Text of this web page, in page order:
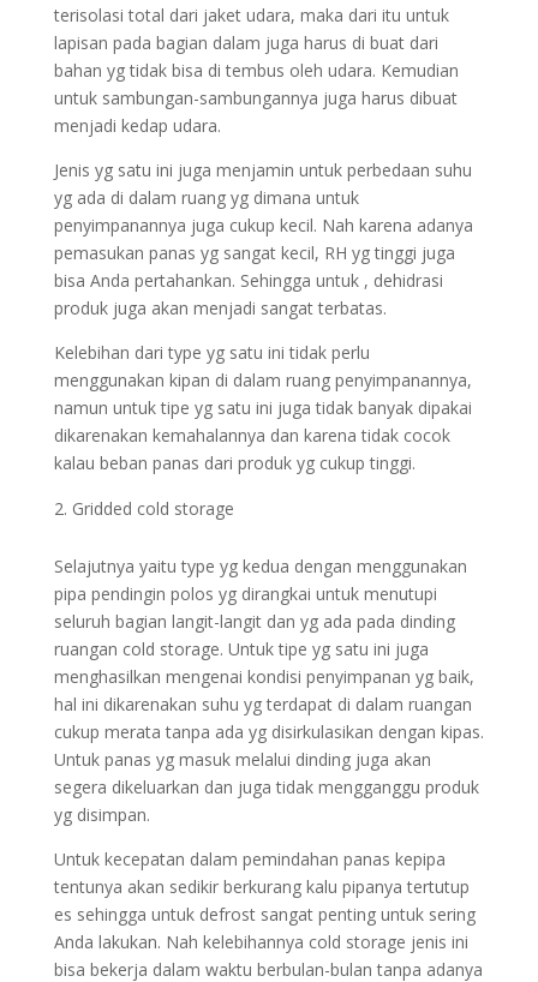
terisolasi total dari jaket udara, maka dari itu untuk
lapisan pada bagian dalam juga harus di buat dari
bahan yg tidak bisa di tembus oleh udara. Kemudian
untuk sambungan-sambungannya juga harus dibuat
menjadi kedap udara.
Jenis yg satu ini juga menjamin untuk perbedaan suhu
yg ada di dalam ruang yg dimana untuk
penyimpanannya juga cukup kecil. Nah karena adanya
pemasukan panas yg sangat kecil, RH yg tinggi juga
bisa Anda pertahankan. Sehingga untuk , dehidrasi
produk juga akan menjadi sangat terbatas.
Kelebihan dari type yg satu ini tidak perlu
menggunakan kipan di dalam ruang penyimpanannya,
namun untuk tipe yg satu ini juga tidak banyak dipakai
dikarenakan kemahalannya dan karena tidak cocok
kalau beban panas dari produk yg cukup tinggi.
Gridded cold storage
Selajutnya yaitu type yg kedua dengan menggunakan
pipa pendingin polos yg dirangkai untuk menutupi
seluruh bagian langit-langit dan yg ada pada dinding
ruangan cold storage. Untuk tipe yg satu ini juga
menghasilkan mengenai kondisi penyimpanan yg baik,
hal ini dikarenakan suhu yg terdapat di dalam ruangan
cukup merata tanpa ada yg disirkulasikan dengan kipas.
Untuk panas yg masuk melalui dinding juga akan
segera dikeluarkan dan juga tidak mengganggu produk
yg disimpan.
Untuk kecepatan dalam pemindahan panas kepipa
tentunya akan sedikir berkurang kalu pipanya tertutup
es sehingga untuk defrost sangat penting untuk sering
Anda lakukan. Nah kelebihannya cold storage jenis ini
bisa bekerja dalam waktu berbulan-bulan tanpa adanya